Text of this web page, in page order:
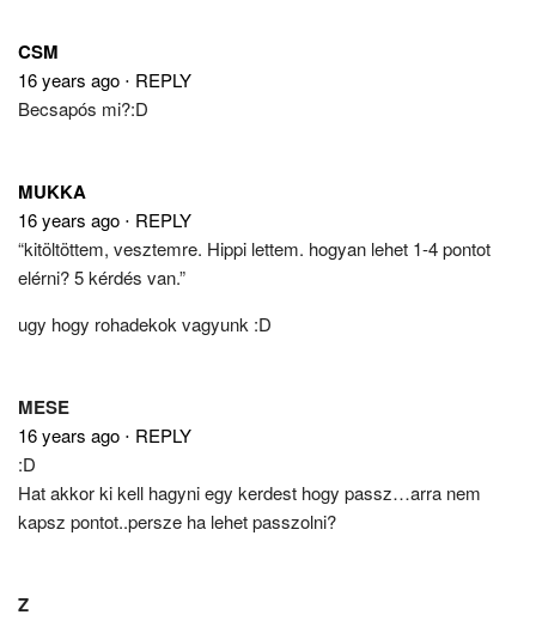
CSM
16 years ago ⋅ REPLY
Becsapós mi?:D
MUKKA
16 years ago ⋅ REPLY
“kitöltöttem, vesztemre. Hippi lettem. hogyan lehet 1-4 pontot
elérni? 5 kérdés van.”
ugy hogy rohadekok vagyunk :D
MESE
16 years ago ⋅ REPLY
:D
Hat akkor ki kell hagyni egy kerdest hogy passz…arra nem
kapsz pontot..persze ha lehet passzolni?
Z